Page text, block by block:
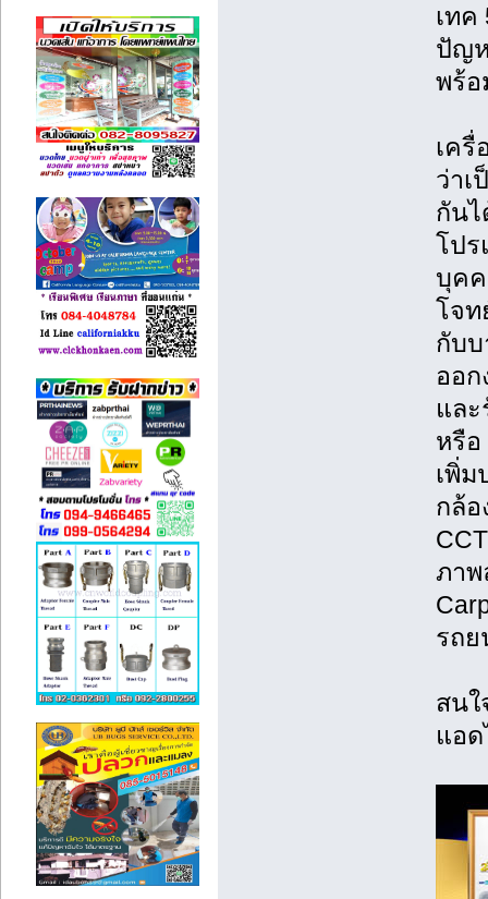
เทค
ปัญห
พร้อ
เค
ว่าเ
กันไ
โปร
บุคค
โจท
กับบ
ออ
แล
หรือ
เพิ่
กล้อ
ภาพ
รถย
สน
แอด